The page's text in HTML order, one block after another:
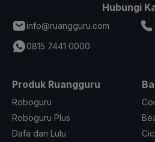
Hubungi
info@ruangguru.com
0815 7441 0000
Produk Ruangguru
Roboguru
Roboguru Plus
Dafa dan Lulu